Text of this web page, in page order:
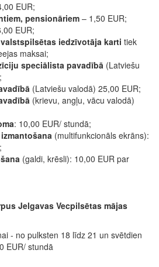
EUR;
pensionāriem – 1,50 EUR;
EUR;
iedzīvotāja karti tiek
maksai;
speciālista pavadībā (Latviešu
(Latviešu valodā) 25,00 EUR;
(krievu, angļu, vācu valodā)
: 10,00 EUR/ stundā;
(multifunkcionāls ekrāns):
(galdi, krēsli): 10,00 EUR par
Jelgavas Vecpilsētas mājas
- no pulksten 18 līdz 21 un svētdien
EUR/ stundā